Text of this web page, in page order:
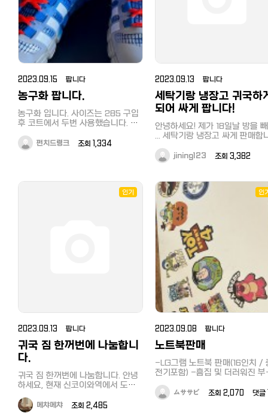
2023.09.15 팝니다
농구화 팝니다.
농구화 입니다. 사이즈는 285 구입
후 코트에서 두번 사용했습니다. 사
포함 5000엔에 판매하고싶습니다.
펀치드렁크 조회 1,334
2023.09.13 팝니다
세탁기랑 냉장고 귀국하
되어 싸게 팝니다!
안녕하세요! 제가 18일날 방을 빼서
... 세탁기랑 냉장고 싸게 판매합
반 사용했습니다! 음식을 아예 안 해
먹어서 냉장고는 거의 새거라고
다..!! 각각 만엔에 팔게요~ 지역은
와세다 근처고 16일저녁 아님
에 가지러 오시면 됩니다!!! 급하게파
는거라더싸게가능하니연락주세
jining123 조회 3,382
인기
2023.09.13 팝니다
귀국 짐 한꺼번에 나눔합니
다.
귀국 짐 한꺼번에 나눔합니다. 안녕
하세요, 현재 신코이와역에서 도보5
다. 귀국 짐 한꺼번에 모두 받으실
수 있는 분에게 나눔하고자 합니다.
메챠메챠 조회 2,485
인
2023.09.08 팝니다
노트북판매
-LG그램 노트북 판매(16인치 /
전기포함) -흠집 및 더러워진 부분
다. -현재 포맷, 초기화 마친 상
며, 사용시 계정만 다시 바꿔서
ムササビ 조회 2,070 댓글